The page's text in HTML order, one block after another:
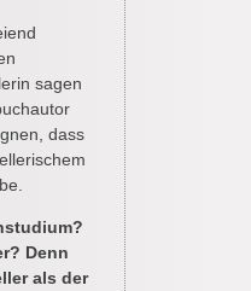
sagen
dass
Denn
als der